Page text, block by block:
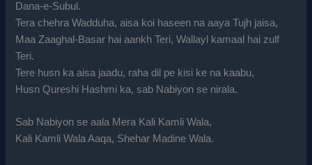
Dana-e-Subul.
Tera chehra Wadduha, aisa koi haseen na aaya Tujh jaisa,
Maa Zaaghal-Basar hai aankh Teri, Wallayl kamaal hai zulf
Teri.
Tere husn ka aisa jaadu, raha dil pe kisi ke na kaabu,
Husn Qureshi Hashmi ka, sab Nabiyon se nirala.
Sab Nabiyon se aala Mera Kali Kamli Wala,
Kali Kamli Wala Aaqa, Shehar Madine Wala.